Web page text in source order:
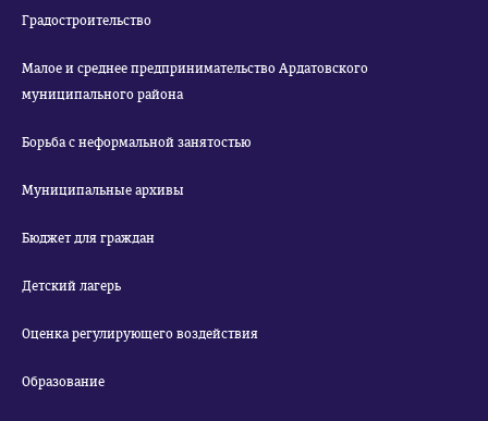
Градостроительство
Малое и среднее предпринимательство Ардатовского
муниципального района
Борьба с неформальной занятостью
Муниципальные архивы
Бюджет для граждан
Детский лагерь
Оценка регулирующего воздействия
Образование